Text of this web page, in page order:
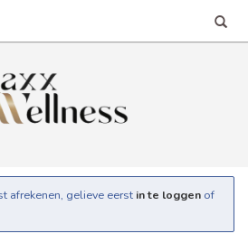
afrekenen, gelieve eerst in te loggen of